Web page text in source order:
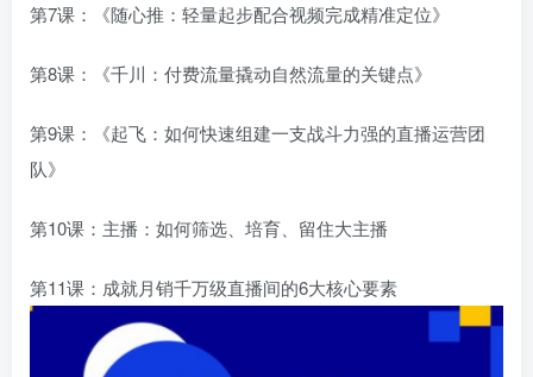
第7课：《随心推：轻量起步配合视频完成精准定位》
第8课：《千川：付费流量撬动自然流量的关键点》
第9课：《起飞：如何快速组建一支战斗力强的直播运营团
队》
第10课：主播：如何筛选、培育、留住大主播
第11课：成就月销千万级直播间的6大核心要素